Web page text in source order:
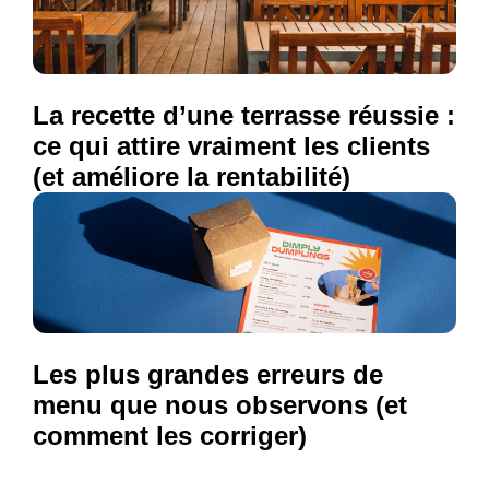
La recette d’une terrasse réussie :
ce qui attire vraiment les clients
(et améliore la rentabilité)
Les plus grandes erreurs de
menu que nous observons (et
comment les corriger)